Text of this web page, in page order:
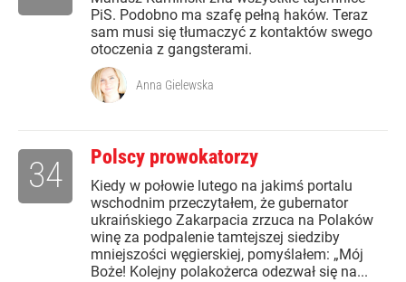
PiS. Podobno ma szafę pełną haków. Teraz
sam musi się tłumaczyć z kontaktów swego
otoczenia z gangsterami.
Anna Gielewska
Polscy prowokatorzy
Kiedy w połowie lutego na jakimś portalu
wschodnim przeczytałem, że gubernator
ukraińskiego Zakarpacia zrzuca na Polaków
winę za podpalenie tamtejszej siedziby
mniejszości węgierskiej, pomyślałem: „Mój
Boże! Kolejny polakożerca odezwał się na...
34